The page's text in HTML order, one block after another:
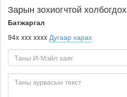
Зарын зохиогчтой холбогдох
Батжаргал
94x xxx xxxx Дугаар харах